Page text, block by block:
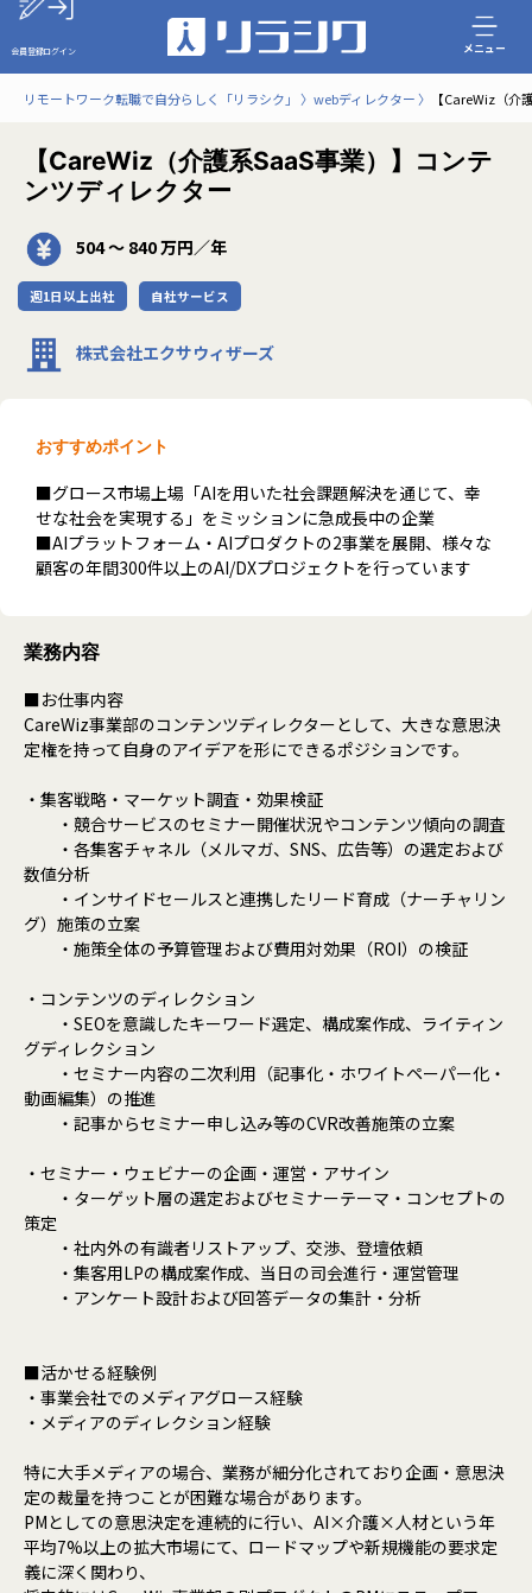
会員登録ログイン メニュー
リモートワーク転職で自分らしく「リラシク」 webディレクター 【CareWiz（介
【CareWiz（介護系SaaS事業）】コンテ
ンツディレクター
504 〜 840 万円／年
週1日以上出社 自社サービス
株式会社エクサウィザーズ
おすすめポイント
■グロース市場上場「AIを用いた社会課題解決を通じて、幸
せな社会を実現する」をミッションに急成長中の企業
■AIプラットフォーム・AIプロダクトの2事業を展開、様々な
顧客の年間300件以上のAI/DXプロジェクトを行っています
業務内容
■お仕事内容
CareWiz事業部のコンテンツディレクターとして、大きな意思決
定権を持って自身のアイデアを形にできるポジションです。
・集客戦略・マーケット調査・効果検証
・競合サービスのセミナー開催状況やコンテンツ傾向の調査
・各集客チャネル（メルマガ、SNS、広告等）の選定および
数値分析
・インサイドセールスと連携したリード育成（ナーチャリン
グ）施策の立案
・施策全体の予算管理および費用対効果（ROI）の検証
・コンテンツのディレクション
・SEOを意識したキーワード選定、構成案作成、ライティン
グディレクション
・セミナー内容の二次利用（記事化・ホワイトペーパー化・
動画編集）の推進
・記事からセミナー申し込み等のCVR改善施策の立案
・セミナー・ウェビナーの企画・運営・アサイン
・ターゲット層の選定およびセミナーテーマ・コンセプトの
策定
・社内外の有識者リストアップ、交渉、登壇依頼
・集客用LPの構成案作成、当日の司会進行・運営管理
・アンケート設計および回答データの集計・分析
■活かせる経験例
・事業会社でのメディアグロース経験
・メディアのディレクション経験
特に大手メディアの場合、業務が細分化されており企画・意思決
定の裁量を持つことが困難な場合があります。
PMとしての意思決定を連続的に行い、AI×介護×人材という年
平均7%以上の拡大市場にて、ロードマップや新規機能の要求定
義に深く関わり、